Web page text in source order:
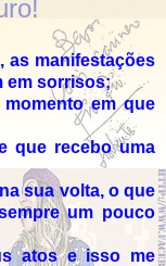
as manifestações
em sorrisos;
em que
que recebo uma
sua volta, o que
um pouco
atos e isso me